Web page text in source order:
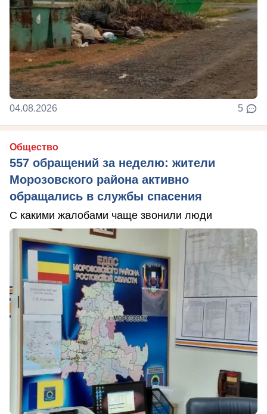
04.08.2026 5
Общество
557 обращений за неделю: жители
Морозовского района активно
обращались в службы спасения
С какими жалобами чаще звонили люди